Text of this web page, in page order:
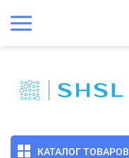
КАТАЛОГ ТОВАРОВ